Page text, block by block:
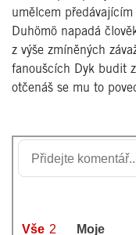
umělcem
Duhömö napadá
z výše zmíněných
fanoušcích Dyk budit
otčenáš se mu to